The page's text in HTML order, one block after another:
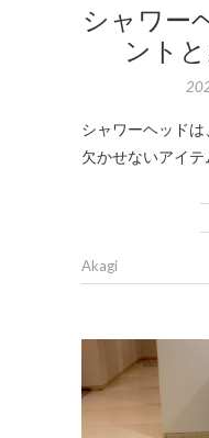
シャワー
ント
シャワーヘッド
欠かせないアイテ
Akagi